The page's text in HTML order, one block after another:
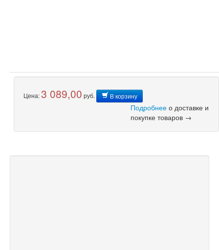
Цена:3 089,00 руб. В корзину
Подробнее о доставке и
покупке товаров →